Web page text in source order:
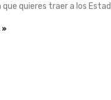
que quieres traer a los
»